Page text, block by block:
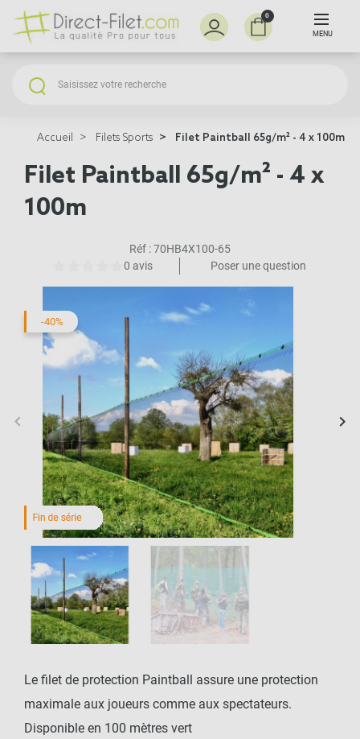
0
MENU
Accueil Filets Sports Filet Paintball 65g/m² - 4 x 100m
Filet Paintball 65g/m² - 4 x
100m
Réf :70HB4X100-65
0 avis
Poser une question
-40%
Précédent
keyboard_arrow_left keyboard_arrow_right
Le filet de protection Paintball assure une protection
maximale aux joueurs comme aux spectateurs.
Disponible en 100 mètres vert